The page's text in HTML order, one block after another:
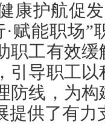
康护航促
赋能职场”
职工有效
引导职工
防线，为
提供了有力